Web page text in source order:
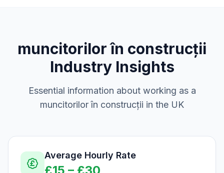
muncitorilor în construcții
Industry Insights
Essential information about working as a
muncitorilor în construcții in the UK
Average Hourly Rate